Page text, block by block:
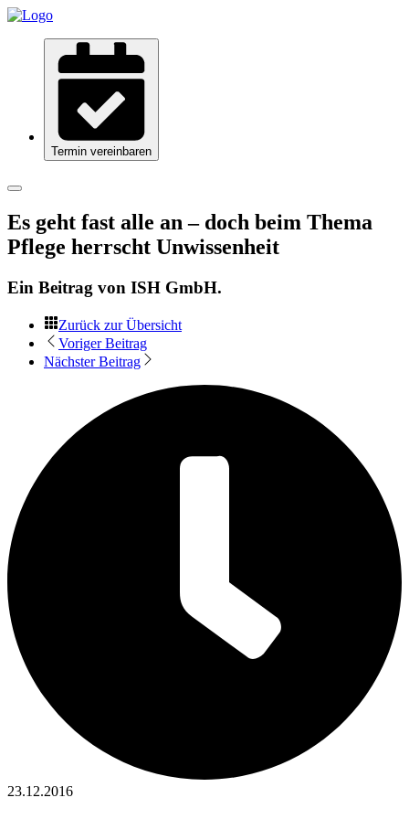
Termin vereinbaren
Es geht fast alle an – doch beim Thema
Pflege herrscht Unwissenheit
Ein Beitrag von ISH GmbH.
Zurück zur Übersicht
Voriger Beitrag
Nächster Beitrag
23.12.2016